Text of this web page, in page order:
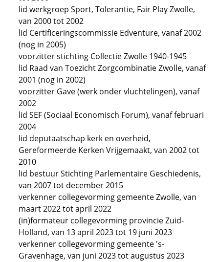
lid werkgroep Sport, Tolerantie, Fair Play Zwolle,
van 2000 tot 2002
lid Certificeringscommissie Edventure, vanaf 2002
(nog in 2005)
voorzitter stichting Collectie Zwolle 1940-1945
lid Raad van Toezicht Zorgcombinatie Zwolle, vanaf
2001 (nog in 2002)
voorzitter Gave (werk onder vluchtelingen), vanaf
2002
lid SEF (Sociaal Economisch Forum), vanaf februari
2004
lid deputaatschap kerk en overheid,
Gereformeerde Kerken Vrijgemaakt, van 2002 tot
2010
lid bestuur Stichting Parlementaire Geschiedenis,
van 2007 tot december 2015
verkenner collegevorming gemeente Zwolle, van
maart 2022 tot april 2022
(in)formateur collegevorming provincie Zuid-
Holland, van 13 april 2023 tot 19 juni 2023
verkenner collegevorming gemeente 's-
Gravenhage, van juni 2023 tot augustus 2023